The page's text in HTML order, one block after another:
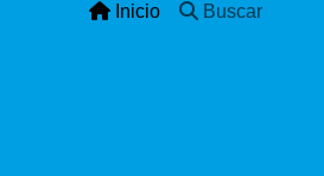
Inicio Buscar